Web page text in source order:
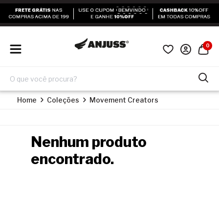
0
Home Coleções Movement Creators
Nenhum produto
encontrado.